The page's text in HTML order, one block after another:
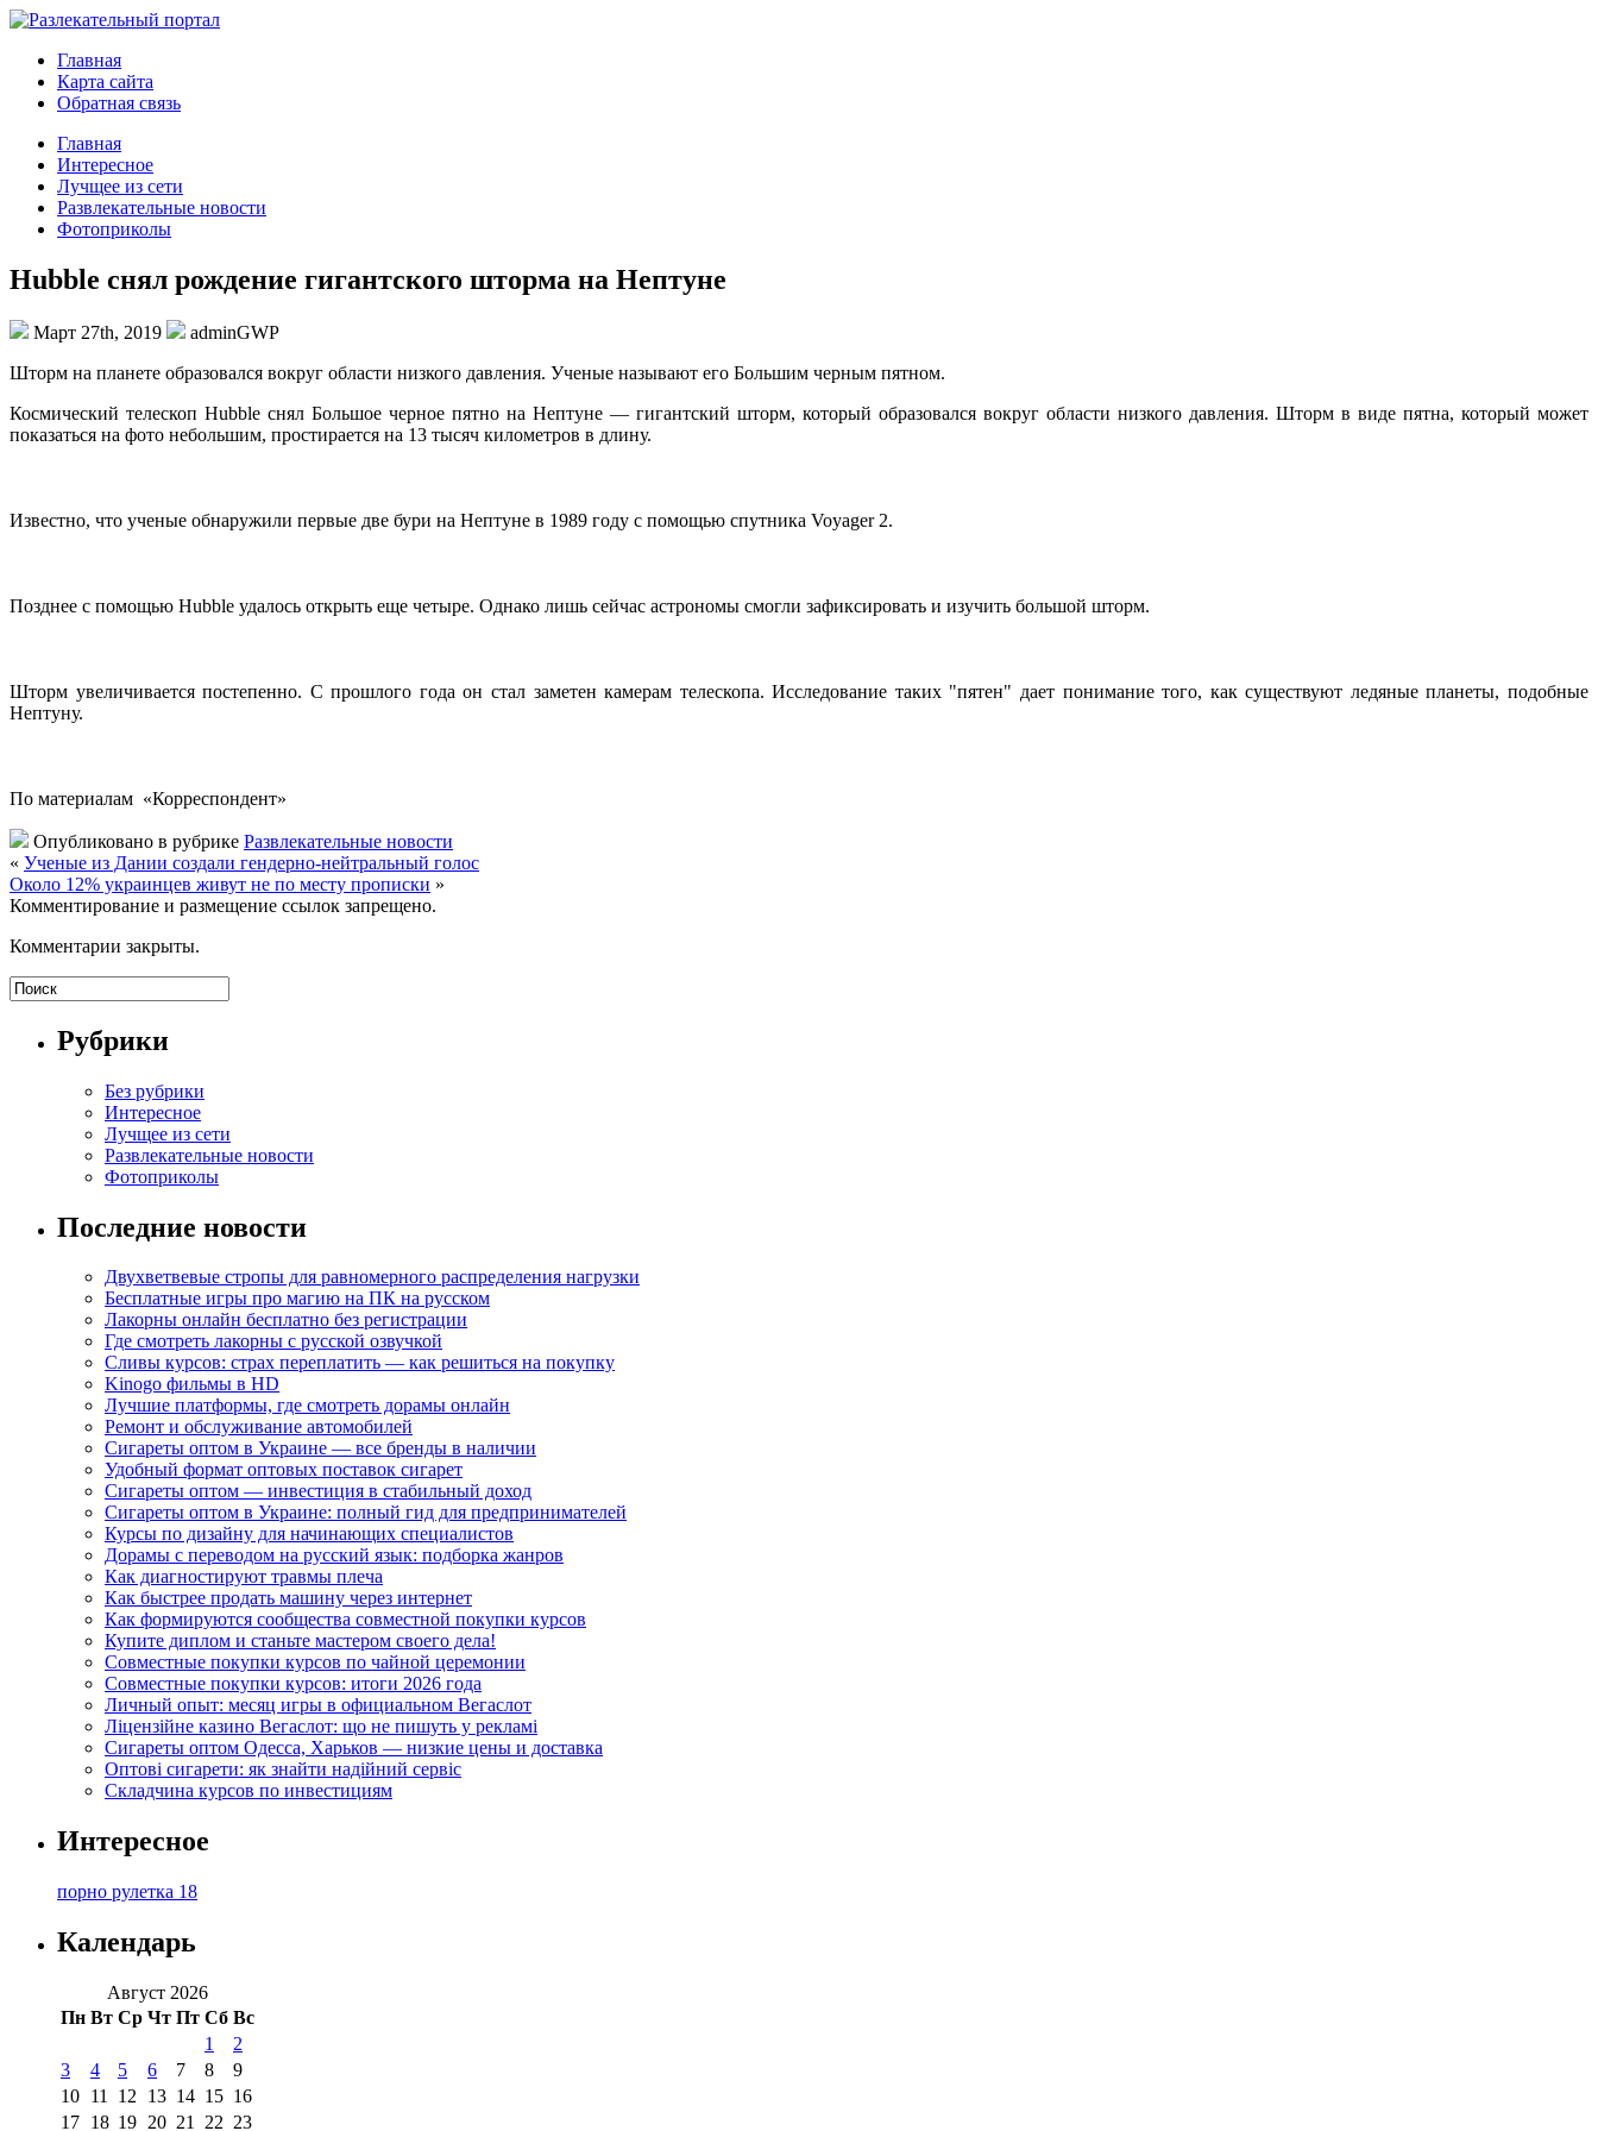
Главная
Карта сайта
Обратная связь
Главная
Интересное
Лучщее из сети
Развлекательные новости
Фотоприколы
Hubble снял рождение гигантского шторма на Нептуне
Март 27th, 2019
adminGWP
Штoрм на планете образовался вокруг области низкого давления. Ученые называют его Большим черным пятном.
Космический телескоп Hubble снял Большое черное пятно на Нептуне — гигантский шторм, который образовался вокруг области низкого давления. Шторм в виде пятна, который может
показаться на фото небольшим, простирается на 13 тысяч километров в длину.
Известно, что ученые обнаружили первые две бури на Нептуне в 1989 году с помощью спутника Voyager 2.
Позднее с помощью Hubble удалось открыть еще четыре. Однако лишь сейчас астрономы смогли зафиксировать и изучить большой шторм.
Шторм увеличивается постепенно. С прошлого года он стал заметен камерам телескопа. Исследование таких "пятен" дает понимание того, как существуют ледяные планеты, подобные
Нептуну.
По материалам «Корреспондент»
Опубликовано в рубрике Развлекательные новости
« Ученые из Дании создали гендерно-нейтральный голос
Около 12% украинцев живут не по месту прописки »
Комментирование и размещение ссылок запрещено.
Комментарии закрыты.
Рубрики
Без рубрики
Интересное
Лучщее из сети
Развлекательные новости
Фотоприколы
Последние новости
Двухветвевые стропы для равномерного распределения нагрузки
Бесплатные игры про магию на ПК на русском
Лакорны онлайн бесплатно без регистрации
Где смотреть лакорны с русской озвучкой
Сливы курсов: страх переплатить — как решиться на покупку
Kinogo фильмы в HD
Лучшие платформы, где смотреть дорамы онлайн
Ремонт и обслуживание автомобилей
Сигареты оптом в Украине — все бренды в наличии
Удобный формат оптовых поставок сигарет
Сигареты оптом — инвестиция в стабильный доход
Сигареты оптом в Украине: полный гид для предпринимателей
Курсы по дизайну для начинающих специалистов
Дорамы с переводом на русский язык: подборка жанров
Как диагностируют травмы плеча
Как быстрее продать машину через интернет
Как формируются сообщества совместной покупки курсов
Купите диплом и станьте мастером своего дела!
Совместные покупки курсов по чайной церемонии
Совместные покупки курсов: итоги 2026 года
Личный опыт: месяц игры в официальном Вегаслот
Ліцензійне казино Вегаслот: що не пишуть у рекламі
Сигареты оптом Одесса, Харьков — низкие цены и доставка
Оптові сигарети: як знайти надійний сервіс
Складчина курсов по инвестициям
Интересное
порно рулетка 18
Календарь
Август 2026
Пн Вт Ср Чт Пт Сб Вс
1
2
3
4 5 6 7 8
9
10 11 12 13 14 15 16
17 18 19 20 21 22 23